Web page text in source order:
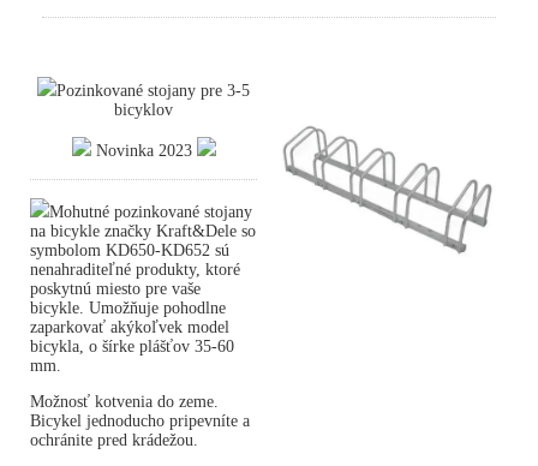
Pozinkované stojany pre 3-5
bicyklov
Novinka 2023
Mohutné pozinkované stojany
na bicykle značky Kraft&Dele so
symbolom KD650-KD652 sú
nenahraditeľné produkty, ktoré
poskytnú miesto pre vaše
bicykle. Umožňuje pohodlne
zaparkovať akýkoľvek model
bicykla, o šírke plášťov 35-60
mm.
Možnosť kotvenia do zeme.
Bicykel jednoducho pripevníte a
ochránite pred krádežou.